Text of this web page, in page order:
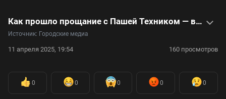
Как прошло прощание с Пашей Техником — видео
Источник: Городские медиа
11 апреля 2025, 19:54 160 просмотров
0 0 0 0 0